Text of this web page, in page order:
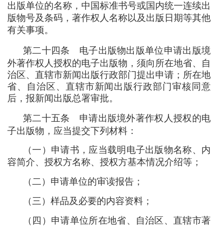
出版单位的名称 ， 中国标准书号或国内统一连续出
版物号及条码 ， 著作权人名称以及出版日期等其他
有关事项。
第二十四条 电子出版物出版单位申请出版境
外著作权人授权的电子出版物 ， 须向所在地省、自
治区、直辖市新闻出版行政部门提出申请 ； 所在地
省、自治区、直辖市新闻出版行政部门审核同意
后 ， 报新闻出版总署审批。
第二十五条 申请出版境外著作权人授权的电
子出版物 ， 应当提交下列材料 ：
（一 ） 申请书 ， 应当载明电子出版物名称、内
容简介、授权方名称、授权方基本情况介绍等 ；
（二） 申请单位的审读报告 ；
（三） 样品及必要的内容资料 ；
（ 四 ） 申请单位所在地省、自治区、直辖市著